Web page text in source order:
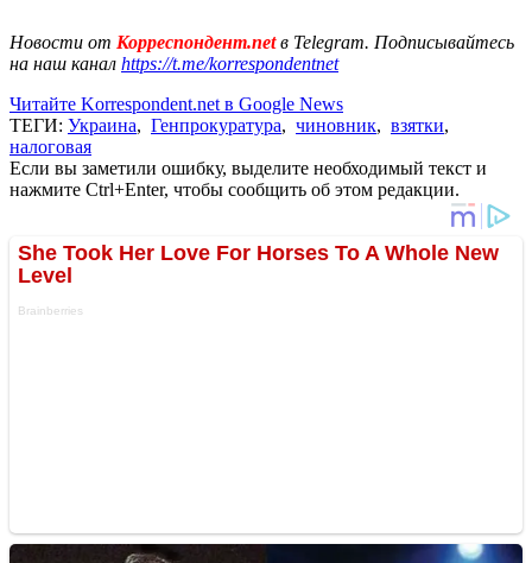
Новости от Корреспондент.netв Telegram. Подписывайтесь
на наш канал https://t.me/korrespondentnet
Читайте Korrespondent.net в Google News
ТЕГИ: Украина, Генпрокуратура, чиновник, взятки,
налоговая
Если вы заметили ошибку, выделите необходимый текст и
нажмите Ctrl+Enter, чтобы сообщить об этом редакции.